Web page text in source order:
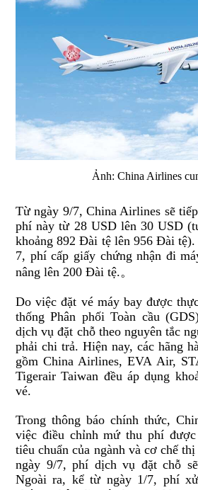
Ảnh: China Airlines
Từ ngày 9/7, China Airlines sẽ
phí này từ 28 USD lên 30 USD
khoảng 892 Đài tệ lên 956 Đài
7, phí cấp giấy chứng nhận đi
nâng lên 200 Đài tệ.。
Do việc đặt vé máy bay được
thống Phân phối Toàn cầu
dịch vụ đặt chỗ theo nguyên tắc
phải chi trả. Hiện nay, các hãng
gồm China Airlines, EVA Air,
Tigerair Taiwan đều áp dụng
vé.
Trong thông báo chính thức,
việc điều chỉnh mứ thu phí
tiêu chuẩn của ngành và cơ chế
ngày 9/7, phí dịch vụ đặt chỗ
Ngoài ra, kể từ ngày 1/7, phí